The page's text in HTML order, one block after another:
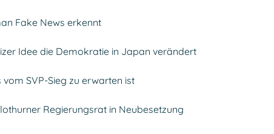
Fake News erkennt
Idee die Demokratie in Japan verändert
SVP-Sieg zu erwarten ist
Regierungsrat in Neubesetzung